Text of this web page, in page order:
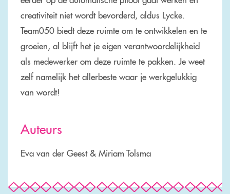
creativiteit niet wordt bevorderd, aldus Lycke.
Team050 biedt deze ruimte om te ontwikkelen en te
groeien, al blijft het je eigen verantwoordelijkheid
als medewerker om deze ruimte te pakken. Je weet
zelf namelijk het allerbeste waar je werkgelukkig
van wordt!
Auteurs
Eva van der Geest & Miriam Tolsma